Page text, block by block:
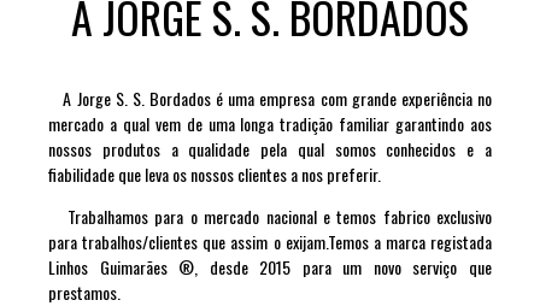
A JORGE S. S. BORDADOS
A Jorge S. S. Bordados é uma empresa com grande experiência no
mercado a qual vem de uma longa tradição familiar garantindo aos
nossos produtos a qualidade pela qual somos conhecidos e a
fiabilidade que leva os nossos clientes a nos preferir.
Trabalhamos para o mercado nacional e temos fabrico exclusivo
para trabalhos/clientes que assim o exijam.Temos a marca registada
Linhos Guimarães ®, desde 2015 para um novo serviço que
prestamos.